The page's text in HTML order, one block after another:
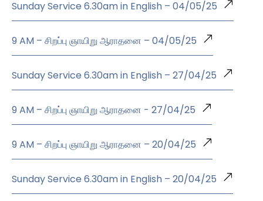
Sunday Service 6.30am in English – 04/05/25
9 AM – சிறப்பு ஞாயிறு ஆராதனை – 04/05/25
Sunday Service 6.30am in English – 27/04/25
9 AM – சிறப்பு ஞாயிறு ஆராதனை - 27/04/25
9 AM – சிறப்பு ஞாயிறு ஆராதனை – 20/04/25
Sunday Service 6.30am in English – 20/04/25